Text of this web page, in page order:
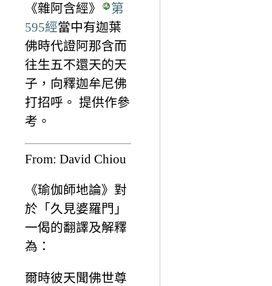
《雜阿含經》
第
595經當中有迦葉
佛時代證阿那含而
往生五不還天的天
子，向釋迦牟尼佛
打招呼。 提供作參
考。
From: David Chiou
《瑜伽師地論》對
於「久見婆羅門」
一偈的翻譯及解釋
為：
爾時彼天聞佛世尊